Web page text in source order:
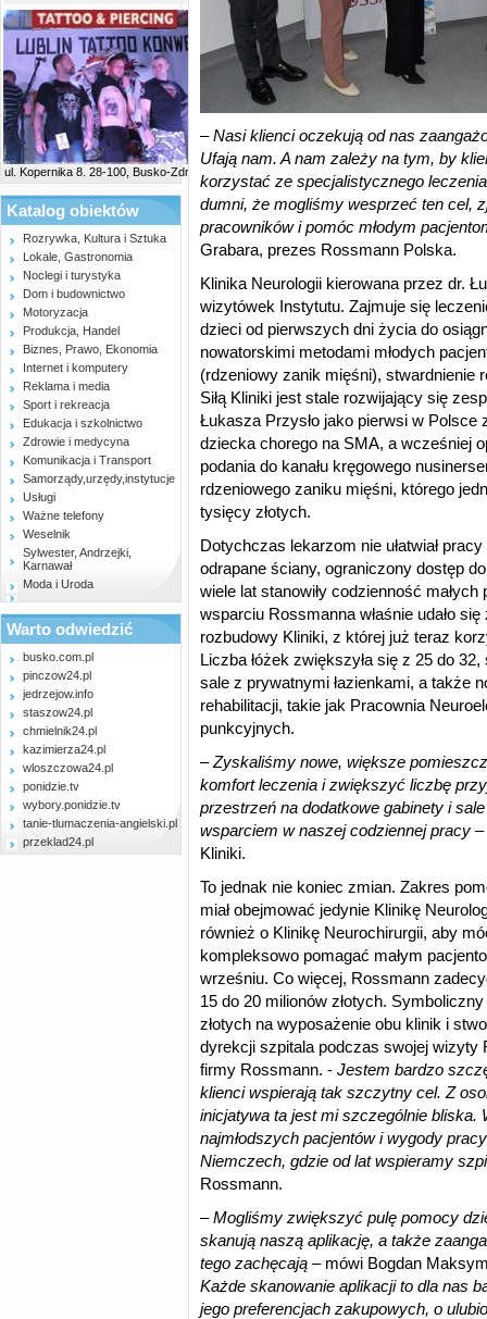
ul. Kopernika 8. 28-100, Busko-Zdrój
Katalog obiektów
Rozrywka, Kultura i Sztuka
Lokale, Gastronomia
Noclegi i turystyka
Dom i budownictwo
Motoryzacja
Produkcja, Handel
Biznes, Prawo, Ekonomia
Internet i komputery
Reklama i media
Sport i rekreacja
Edukacja i szkolnictwo
Zdrowie i medycyna
Komunikacja i Transport
Samorządy,urzędy,instytucje
Usługi
Ważne telefony
Weselnik
Sylwester, Andrzejki,
Karnawał
Moda i Uroda
Warto odwiedzić
busko.com.pl
pinczow24.pl
jedrzejow.info
staszow24.pl
chmielnik24.pl
kazimierza24.pl
wloszczowa24.pl
ponidzie.tv
wybory.ponidzie.tv
tanie-tlumaczenia-angielski.pl
przeklad24.pl
–Nasi klienci oczekują od nas
Ufają nam. A nam zależy na tym, by
korzystać ze specjalistycznego
dumni, że mogliśmy wesprzeć ten cel,
pracowników i pomóc młodym
Grabara, prezes Rossmann Polska.
Klinika Neurologii kierowana przez dr.
wizytówek Instytutu. Zajmuje się
dzieci od pierwszych dni życia do
nowatorskimi metodami młodych
(rdzeniowy zanik mięśni), stwardnienie
Siłą Kliniki jest stale rozwijający się
Łukasza Przysło jako pierwsi w Polsce
dziecka chorego na SMA, a wcześniej
podania do kanału kręgowego
rdzeniowego zaniku mięśni, którego
tysięcy złotych.
Dotychczas lekarzom nie ułatwiał
odrapane ściany, ograniczony dostęp
wiele lat stanowiły codzienność
wsparciu Rossmanna właśnie udało
rozbudowy Kliniki, z której już teraz
Liczba łóżek zwiększyła się z 25 do
sale z prywatnymi łazienkami, a także
rehabilitacji, takie jak Pracownia
punkcyjnych.
–Zyskaliśmy nowe, większe
komfort leczenia i zwiększyć liczbę
przestrzeń na dodatkowe gabinety i
wsparciem w naszej codziennej pracy –
Kliniki.
To jednak nie koniec zmian. Zakres
miał obejmować jedynie Klinikę
również o Klinikę Neurochirurgii, aby
kompleksowo pomagać małym
wrześniu. Co więcej, Rossmann
15 do 20 milionów złotych.
złotych na wyposażenie obu klinik i
dyrekcji szpitala podczas swojej wizyty
firmy Rossmann. - Jestem bardzo
klienci wspierają tak szczytny cel. Z
inicjatywa ta jest mi szczególnie bliska.
najmłodszych pacjentów i wygody
Niemczech, gdzie od lat wspieramy
Rossmann.
–Mogliśmy zwiększyć pulę pomocy
skanują naszą aplikację, a także
tego zachęcają – mówi Bogdan
Każde skanowanie aplikacji to dla nas
jego preferencjach zakupowych, o